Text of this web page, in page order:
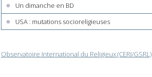
Un dimanche en BD
USA : mutations socioreligieuses
Observatoire International du Religieux (CERI/GSRL)